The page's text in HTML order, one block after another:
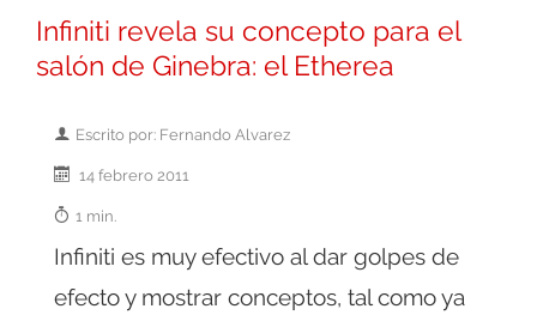
Infiniti revela su concepto para el
salón de Ginebra: el Etherea
Escrito por: Fernando Alvarez
14 febrero 2011
1 min.
Infiniti es muy efectivo al dar golpes de
efecto y mostrar conceptos, tal como ya